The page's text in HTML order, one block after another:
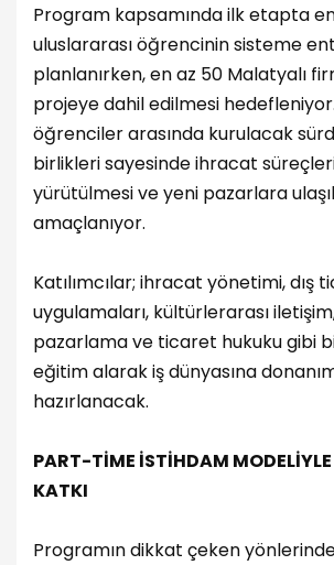
Program kapsamında ilk etapta
uluslararası öğrencinin sisteme
planlanırken, en az 50 Malatyalı
projeye dahil edilmesi
öğrenciler arasında kurulacak
birlikleri sayesinde ihracat
yürütülmesi ve yeni pazarlara
amaçlanıyor.
Katılımcılar; ihracat yönetimi, dış
uygulamaları, kültürlerarası
pazarlama ve ticaret hukuku gibi
eğitim alarak iş dünyasına
hazırlanacak.
PART-TİME İSTİHDAM
KATKI
Programın dikkat çeken